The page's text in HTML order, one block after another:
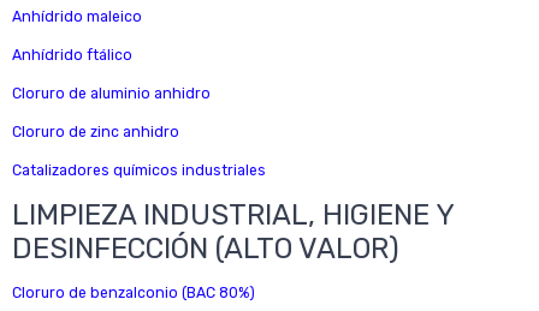
Anhídrido maleico
Anhídrido ftálico
Cloruro de aluminio anhidro
Cloruro de zinc anhidro
Catalizadores químicos industriales
LIMPIEZA INDUSTRIAL, HIGIENE Y
DESINFECCIÓN (ALTO VALOR)
Cloruro de benzalconio (BAC 80%)